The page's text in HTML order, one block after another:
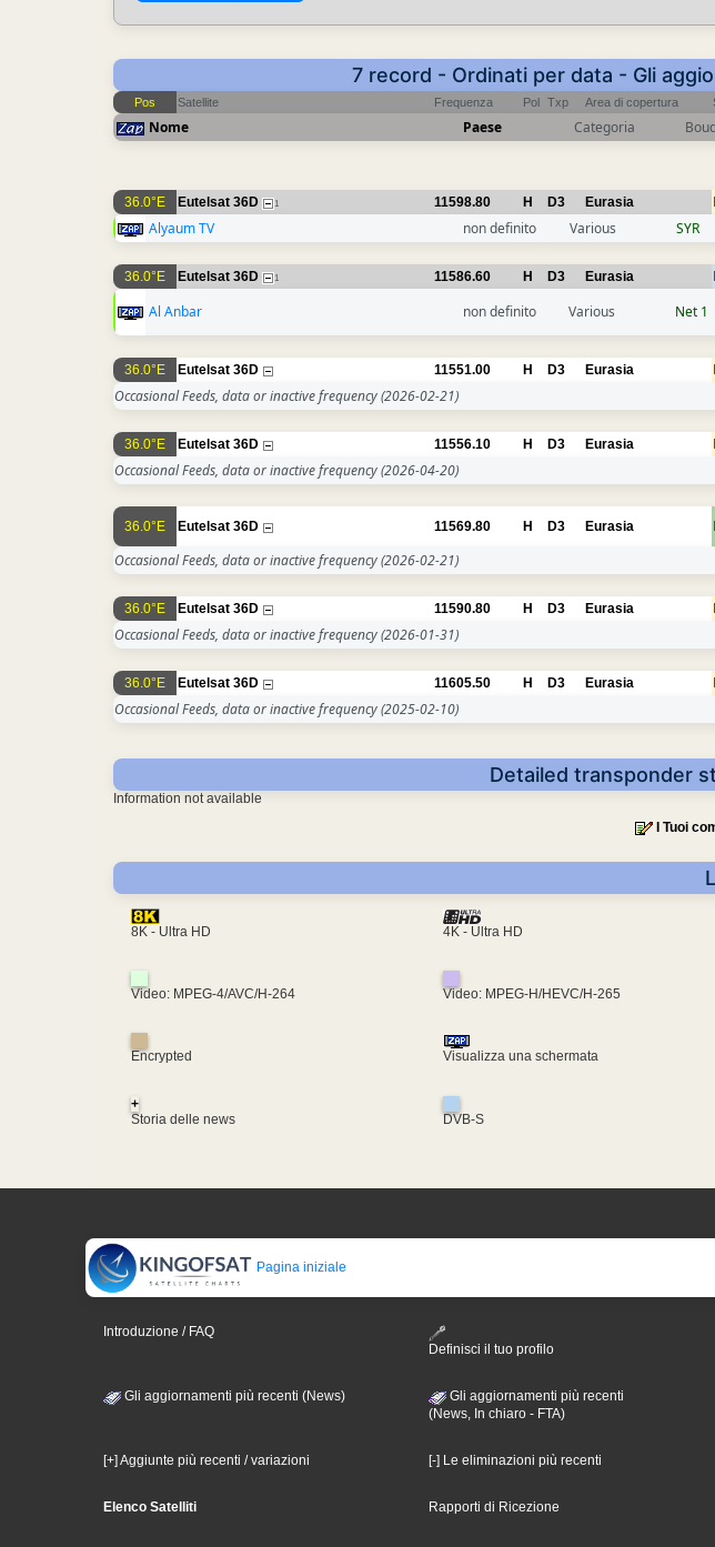
7 record - Ordinati per data - Gli
Pos Satellite Frequenza Pol Txp Area di copertura
Nome Paese Categoria
36.0°E Eutelsat 36D 1 11598.80 H D3 Eurasia
Alyaum TV non definito Various SYR
36.0°E Eutelsat 36D 1 11586.60 H D3 Eurasia
Al Anbar non definito Various Net 1
36.0°E Eutelsat 36D 11551.00 H D3 Eurasia
Occasional Feeds, data or inactive frequency(2026-02-21)
36.0°E Eutelsat 36D 11556.10 H D3 Eurasia
Occasional Feeds, data or inactive frequency(2026-04-20)
36.0°E Eutelsat 36D 11569.80 H D3 Eurasia
Occasional Feeds, data or inactive frequency(2026-02-21)
36.0°E Eutelsat 36D 11590.80 H D3 Eurasia
Occasional Feeds, data or inactive frequency(2026-01-31)
36.0°E Eutelsat 36D 11605.50 H D3 Eurasia
Occasional Feeds, data or inactive frequency(2025-02-10)
Detailed transponder
Information not available
I Tuoi
8K - Ultra HD 4K - Ultra HD
Video: MPEG-4/AVC/H-264 Video: MPEG-H/HEVC/H-265
Encrypted Visualizza una schermata
+
Storia delle news
DVB-S
Pagina iniziale
Introduzione / FAQ
Definisci il tuo profilo
Gli aggiornamenti più recenti (News)
Gli aggiornamenti più recenti
(News, In chiaro - FTA)
[+] Aggiunte più recenti / variazioni [-] Le eliminazioni più recenti
Elenco Satelliti Rapporti di Ricezione